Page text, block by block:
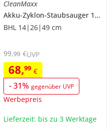
CleanMaxx
Akku-Zyklon-Staubsauger 12401
BHL 14|26|49 cm
68,99 €
-31% gegenüber UVP
Werbepreis
99,99 €UVP
Lieferzeit: bis zu 3 Werktage